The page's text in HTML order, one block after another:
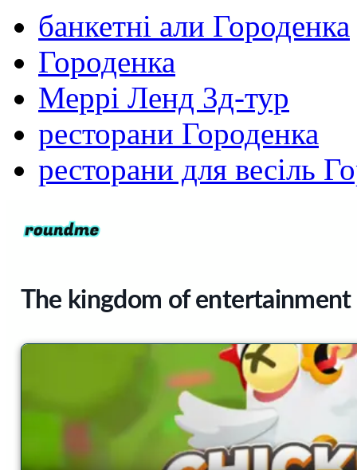
банкетні али Городенка
Городенка
Меррі Ленд 3д-тур
ресторани Городенка
ресторани для весіль